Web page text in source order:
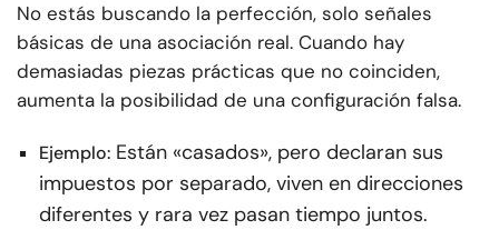
No estás buscando la perfección, solo señales
básicas de una asociación real. Cuando hay
demasiadas piezas prácticas que no coinciden,
aumenta la posibilidad de una configuración falsa.
Ejemplo: Están «casados», pero declaran sus
impuestos por separado, viven en direcciones
diferentes y rara vez pasan tiempo juntos.